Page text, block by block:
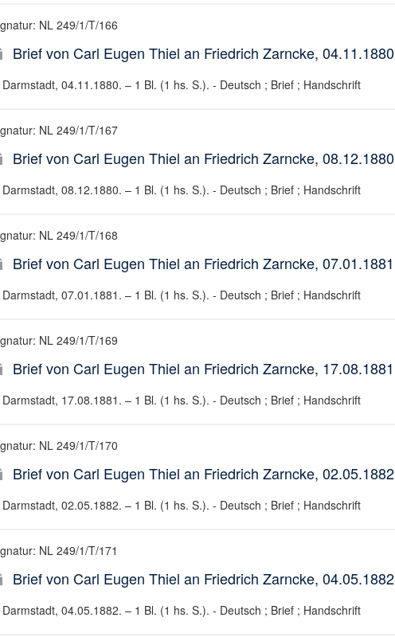
NL 249/1/T/166
Brief von Carl Eugen Thiel an Friedrich Zarncke, 04.11.1880
Darmstadt, 04.11.1880. – 1 Bl. (1 hs. S.). - Deutsch ; Brief ; Handschrift
NL 249/1/T/167
Brief von Carl Eugen Thiel an Friedrich Zarncke, 08.12.1880
Darmstadt, 08.12.1880. – 1 Bl. (1 hs. S.). - Deutsch ; Brief ; Handschrift
NL 249/1/T/168
Brief von Carl Eugen Thiel an Friedrich Zarncke, 07.01.1881
Darmstadt, 07.01.1881. – 1 Bl. (1 hs. S.). - Deutsch ; Brief ; Handschrift
NL 249/1/T/169
Brief von Carl Eugen Thiel an Friedrich Zarncke, 17.08.1881
Darmstadt, 17.08.1881. – 1 Bl. (1 hs. S.). - Deutsch ; Brief ; Handschrift
NL 249/1/T/170
Brief von Carl Eugen Thiel an Friedrich Zarncke, 02.05.1882
Darmstadt, 02.05.1882. – 1 Bl. (1 hs. S.). - Deutsch ; Brief ; Handschrift
NL 249/1/T/171
Brief von Carl Eugen Thiel an Friedrich Zarncke, 04.05.1882
Darmstadt, 04.05.1882. – 1 Bl. (1 hs. S.). - Deutsch ; Brief ; Handschrift